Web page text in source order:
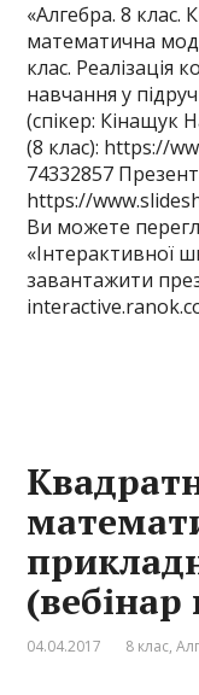
«Алгебра. 8 клас.
математична
клас. Реалізація
навчання у
(спікер: Кінащук
(8 клас): https://
74332857
https://
Ви можете
«Інтерактивної
завантажити
(вебінар
04.04.2017 8 клас,